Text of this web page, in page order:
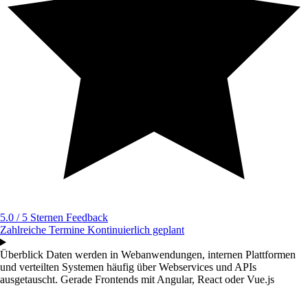
5.0 / 5 Sternen Feedback
Zahlreiche Termine Kontinuierlich geplant
Überblick Daten werden in Webanwendungen, internen Plattformen
und verteilten Systemen häufig über Webservices und APIs
ausgetauscht. Gerade Frontends mit Angular, React oder Vue.js